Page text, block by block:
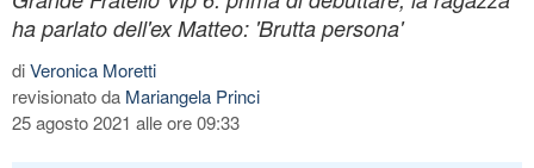
ha parlato dell'ex Matteo: 'Brutta persona'
diVeronica Moretti
revisionato da Mariangela Princi
25 agosto 2021 alle ore 09:33